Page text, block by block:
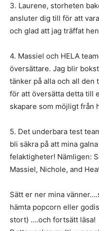
3. Laurene, storheten
ansluter dig till för att
och glad att jag träffat
4. Massiel och HELA
översättare. Jag blir
tänker på alla och all
för att översätta detta till
skapare som möjligt från
5. Det underbara test
bli säkra på att mina
felaktigheter! Nämligen:
Massiel, Nichole, and
Sätt er ner mina
hämta popcorn eller
stort) ….och fortsätt läsa!